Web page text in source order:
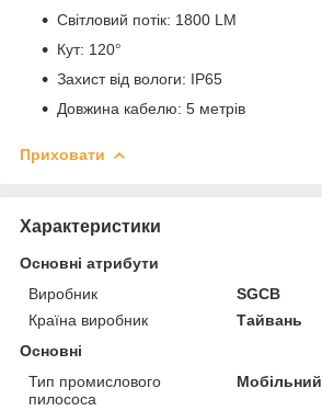
Світловий потік: 1800 LM
Кут: 120°
Захист від вологи: IP65
Довжина кабелю: 5 метрів
Приховати
Характеристики
Основні атрибути
Виробник
SGCB
Країна виробник
Тайвань
Основні
Тип промислового
пилососа
Мобільний